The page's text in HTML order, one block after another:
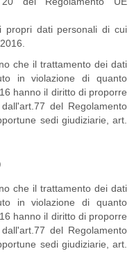
propri dati personali di cui
che il trattamento dei dati
in violazione di quanto
hanno il diritto di proporre
del Regolamento
sedi giudiziarie, art.
che il trattamento dei dati
in violazione di quanto
hanno il diritto di proporre
del Regolamento
sedi giudiziarie, art.